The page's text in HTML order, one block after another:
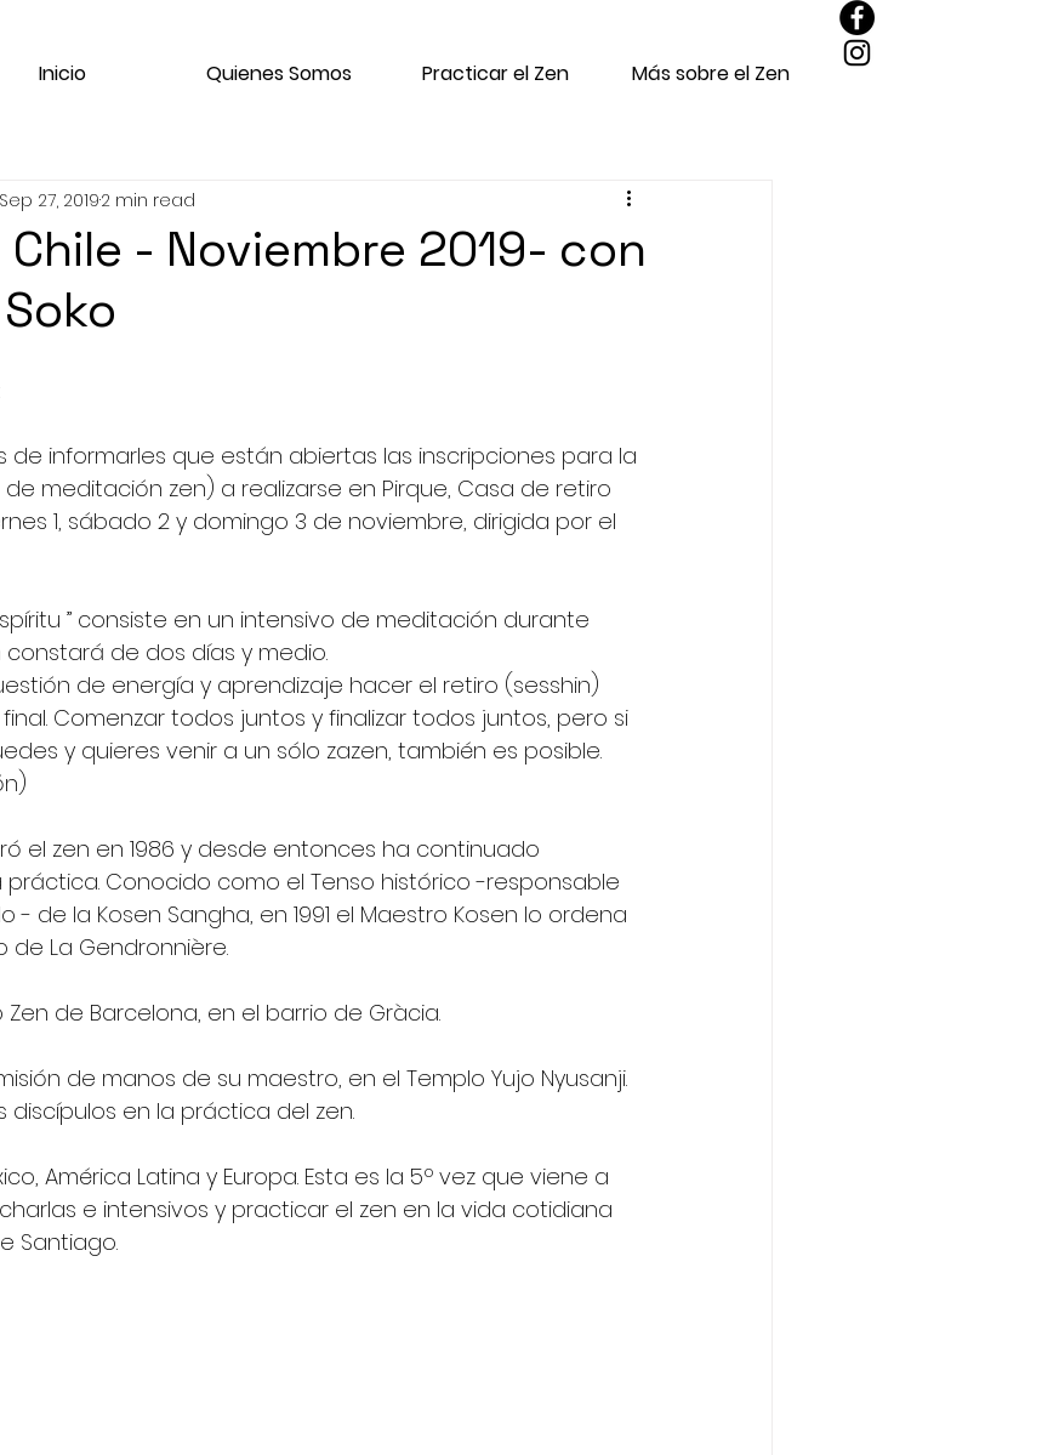
Inicio Quienes Somos Practicar el Zen Más sobre el Zen
- Noviembre 2019- con
Sep 27, 20192 min read
de informarles que están abiertas las inscripciones para la
de meditación zen) a realizarse en Pirque, Casa de retiro
1, sábado 2 y domingo 3 de noviembre, dirigida por el
” consiste en un intensivo de meditación durante
constará de dos días y medio.
de energía y aprendizaje hacer el retiro (sesshin)
Comenzar todos juntos y finalizar todos juntos, pero si
y quieres venir a un sólo zazen, también es posible.
el zen en 1986 y desde entonces ha continuado
Conocido como el Tenso histórico -responsable
de la Kosen Sangha, en 1991 el Maestro Kosen lo ordena
de La Gendronnière.
Zen de Barcelona, en el barrio de Gràcia.
de manos de su maestro, en el Templo Yujo Nyusanji.
en la práctica del zen.
América Latina y Europa. Esta es la 5º vez que viene a
e intensivos y practicar el zen en la vida cotidiana
Santiago.